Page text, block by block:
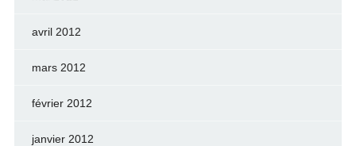
avril 2012
mars 2012
février 2012
janvier 2012